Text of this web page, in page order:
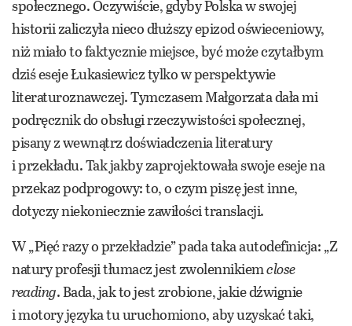
społecznego. Oczywiście, gdyby Polska w swojej
historii zaliczyła nieco dłuższy epizod oświeceniowy,
niż miało to faktycznie miejsce, być może czytałbym
dziś eseje Łukasiewicz tylko w perspektywie
literaturoznawczej. Tymczasem Małgorzata dała mi
podręcznik do obsługi rzeczywistości społecznej,
pisany z wewnątrz doświadczenia literatury
i przekładu. Tak jakby zaprojektowała swoje eseje na
przekaz podprogowy: to, o czym piszę jest inne,
dotyczy niekoniecznie zawiłości translacji.
W „Pięć razy o przekładzie” pada taka autodefinicja: „Z
natury profesji tłumacz jest zwolennikiemclose
reading. Bada, jak to jest zrobione, jakie dźwignie
i motory języka tu uruchomiono, aby uzyskać taki,